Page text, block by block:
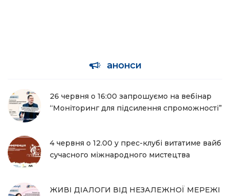
анонси
26 червня о 16:00 запрошуємо на вебінар
“Моніторинг для підсилення спроможності”
4 червня о 12.00 у прес-клубі витатиме вайб
сучасного міжнародного мистецтва
ЖИВІ ДІАЛОГИ ВІД НЕЗАЛЕЖНОЇ МЕРЕЖІ